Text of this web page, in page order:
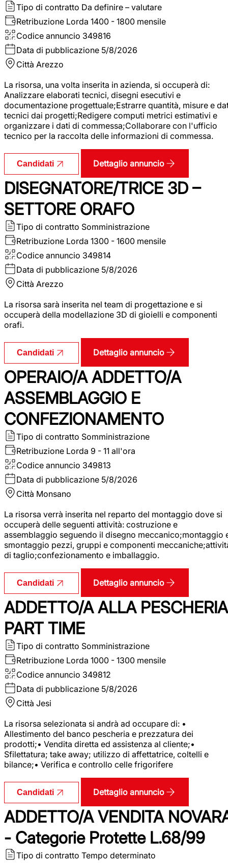
Tipo di contratto Da definire – valutare
Retribuzione Lorda 1400 - 1800 mensile
Codice annuncio 349816
Data di pubblicazione 5/8/2026
Città Arezzo
La risorsa, una volta inserita in azienda, si occuperà di:
Analizzare elaborati tecnici, disegni esecutivi e
documentazione progettuale;Estrarre quantità, misure e
tecnici dai progetti;Redigere computi metrici estimativi e
organizzare i dati di commessa;Collaborare con l'ufficio
tecnico per la raccolta delle informazioni di commessa.
Candidati Dettaglio annuncio
DISEGNATORE/TRICE 3D –
SETTORE ORAFO
Tipo di contratto Somministrazione
Retribuzione Lorda 1300 - 1600 mensile
Codice annuncio 349814
Data di pubblicazione 5/8/2026
Città Arezzo
La risorsa sarà inserita nel team di progettazione e si
occuperà della modellazione 3D di gioielli e componenti
orafi.
Candidati Dettaglio annuncio
OPERAIO/A ADDETTO/A
ASSEMBLAGGIO E
CONFEZIONAMENTO
Tipo di contratto Somministrazione
Retribuzione Lorda 9 - 11 all'ora
Codice annuncio 349813
Data di pubblicazione 5/8/2026
Città Monsano
La risorsa verrà inserita nel reparto del montaggio dove si
occuperà delle seguenti attività: costruzione e
assemblaggio seguendo il disegno meccanico;montaggio
smontaggio pezzi, gruppi e componenti
di taglio;confezionamento e imballaggio.
Candidati Dettaglio annuncio
ADDETTO/A ALLA PESCHERIA
PART TIME
Tipo di contratto Somministrazione
Retribuzione Lorda 1000 - 1300 mensile
Codice annuncio 349812
Data di pubblicazione 5/8/2026
Città Jesi
La risorsa selezionata si andrà ad occupare di: •
Allestimento del banco pescheria e prezzatura dei
prodotti;• Vendita diretta ed assistenza al cliente;•
Sfilettatura; take away; utilizzo di affettatrice, coltelli e
bilance;• Verifica e controllo celle frigorifere
Candidati Dettaglio annuncio
ADDETTO/A VENDITA
- Categorie Protette L.68/99
Tipo di contratto Tempo determinato